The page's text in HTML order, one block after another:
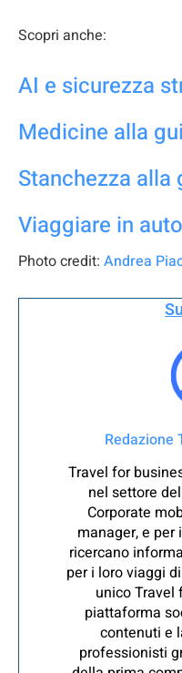
Scopri anche:
AI e sicurezza
Medicine alla
Stanchezza alla
Viaggiare in
Photo credit: Andrea
Redazione
Travel for
nel settore
Corporate
manager, e
ricercano
per i loro viaggi
unico Travel
piattaforma
contenuti e
professionisti